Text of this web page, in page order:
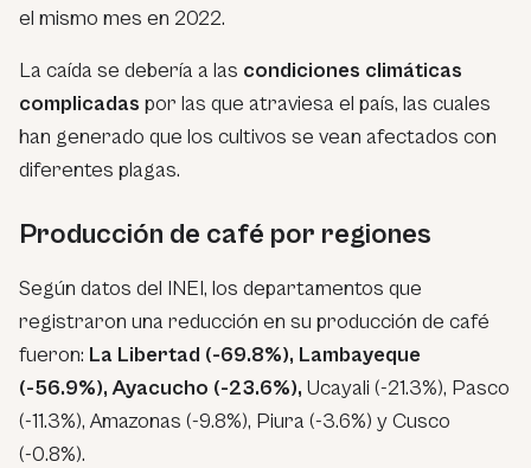
el mismo mes en 2022.
La caída se debería a las condiciones climáticas
complicadas por las que atraviesa el país, las cuales
han generado que los cultivos se vean afectados con
diferentes plagas.
Producción de café por regiones
Según datos del INEI, los departamentos que
registraron una reducción en su producción de café
fueron: La Libertad (-69.8%), Lambayeque
(-56.9%), Ayacucho (-23.6%), Ucayali (-21.3%), Pasco
(-11.3%), Amazonas (-9.8%), Piura (-3.6%) y Cusco
(-0.8%).